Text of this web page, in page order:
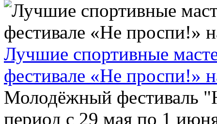
Лучшие спортивные
фестивале «Не проспи!»
Молодёжный фестиваль
период с 29 мая по 1